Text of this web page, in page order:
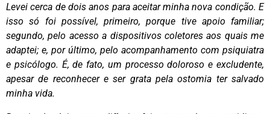
Levei cerca de dois anos para aceitar minha nova condição. E
isso só foi possível, primeiro, porque tive apoio familiar;
segundo, pelo acesso a dispositivos coletores aos quais me
adaptei; e, por último, pelo acompanhamento com psiquiatra
e psicólogo. É, de fato, um processo doloroso e excludente,
apesar de reconhecer e ser grata pela ostomia ter salvado
minha vida.